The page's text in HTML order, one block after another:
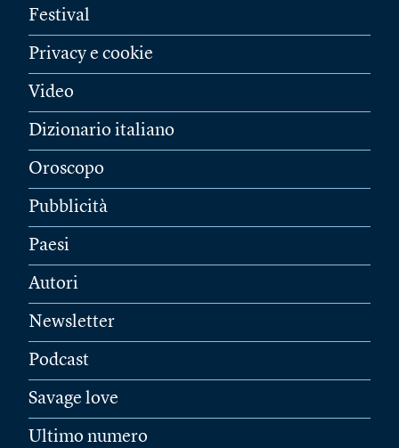
Festival
Privacy e cookie
Video
Dizionario italiano
Oroscopo
Pubblicità
Paesi
Autori
Newsletter
Podcast
Savage love
Ultimo numero